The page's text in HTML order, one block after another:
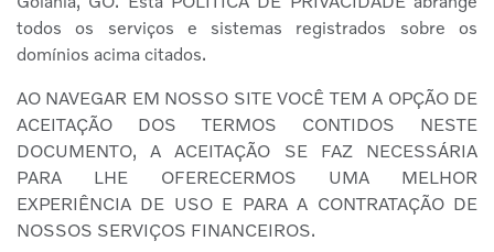
todos os serviços e sistemas registrados sobre os
domínios acima citados.
AO NAVEGAR EM NOSSO SITE VOCÊ TEM A OPÇÃO DE
ACEITAÇÃO DOS TERMOS CONTIDOS NESTE
DOCUMENTO, A ACEITAÇÃO SE FAZ NECESSÁRIA
PARA LHE OFERECERMOS UMA MELHOR
EXPERIÊNCIA DE USO E PARA A CONTRATAÇÃO DE
NOSSOS SERVIÇOS FINANCEIROS.